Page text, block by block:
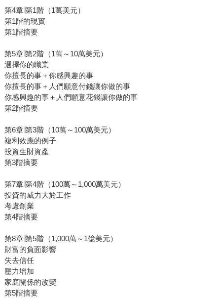
第4章∣第1階（1萬美元）
第1階的現實
第1階摘要
第5章∣第2階（1萬～10萬美元）
選擇你的職業
你擅長的事＋你感興趣的事
你擅長的事＋人們願意付錢讓你做的事
你感興趣的事＋人們願意花錢讓你做的事
第2階摘要
第6章∣第3階（10萬～100萬美元）
複利效應的例子
投資生財資產
第3階摘要
第7章∣第4階（100萬～1,000萬美元）
投資的威力大於工作
考慮創業
第4階摘要
第8章∣第5階（1,000萬～1億美元）
財富的負面影響
失去信任
壓力增加
家庭關係的改變
第5階摘要